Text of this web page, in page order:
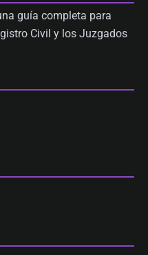
guía completa para
Civil y los Juzgados